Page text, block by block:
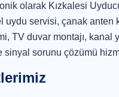
olarak Kızkalesi
uydu servisi, çanak anten
TV duvar montajı, kanal
sinyal sorunu çözümü